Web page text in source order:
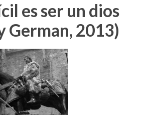
es ser un dios
German, 2013)